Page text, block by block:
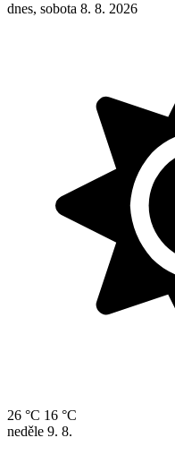
dnes, sobota 8. 8. 2026
26 °C 16 °C
neděle 9. 8.